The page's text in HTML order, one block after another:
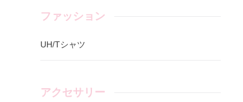
ファッション
UH/Tシャツ
アクセサリー